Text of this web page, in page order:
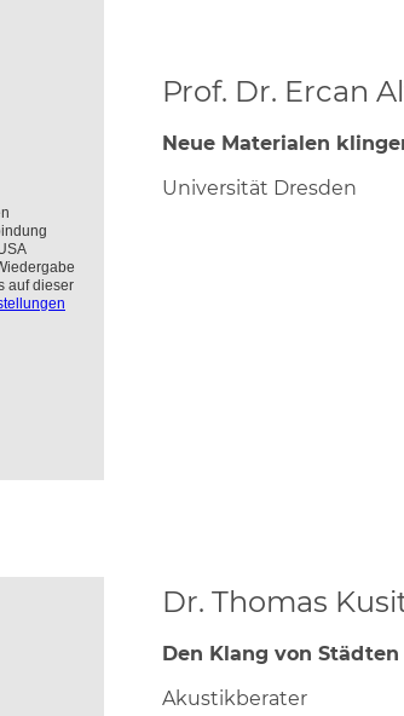
Prof. Dr. Ercan
Neue Materialen
Universität Dresden
Dr. Thomas
Den Klang von
Akustikberater